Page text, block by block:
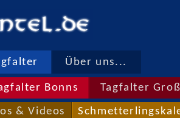
Über uns...
Bonns Tagfalter
& Videos